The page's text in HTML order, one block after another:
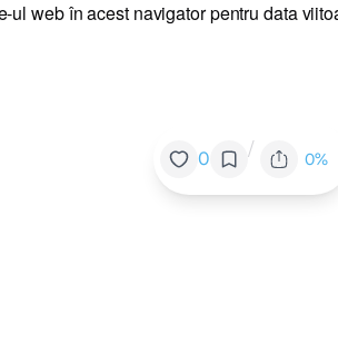
web în acest navigator pentru data
0 / 0%